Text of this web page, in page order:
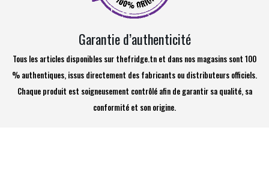
Garantie d’authenticité
Tous les articles disponibles sur thefridge.tn et dans nos magasins sont 100
% authentiques, issus directement des fabricants ou distributeurs officiels.
Chaque produit est soigneusement contrôlé afin de garantir sa qualité, sa
conformité et son origine.